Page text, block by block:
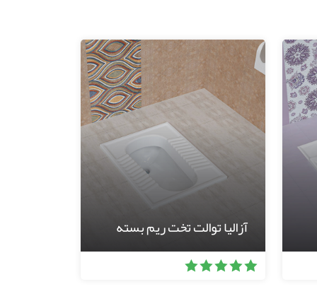
آزالیا توالت تخت ریم بسته